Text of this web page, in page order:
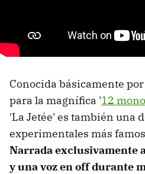
Conocida básicamente
para la magnífica '12
'La Jetée' es también una
experimentales más
Narrada exclusivamente
y una voz en off durante